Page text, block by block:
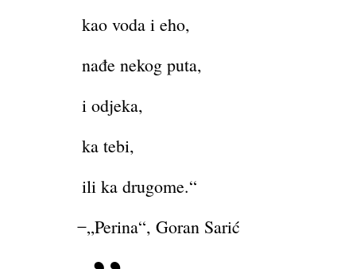
kao voda i eho,
nađe nekog puta,
i odjeka,
ka tebi,
ili ka drugome.“
̶ „Perina“, Goran Sarić